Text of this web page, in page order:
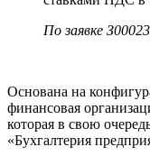
По заявке
Основана на
финансовая
которая в свою
«Бухгалтерия